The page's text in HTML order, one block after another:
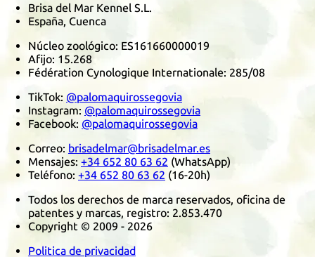
Brisa del Mar Kennel S.L.
España, Cuenca
Núcleo zoológico: ES161660000019
Afijo: 15.268
Fédération Cynologique Internationale: 285/08
TikTok: @palomaquirossegovia
Instagram: @palomaquirossegovia
Facebook: @palomaquirossegovia
Correo: brisadelmar@brisadelmar.es
Mensajes: +34 652 80 63 62 (WhatsApp)
Teléfono: +34 652 80 63 62 (16-20h)
Todos los derechos de marca reservados, oficina de
patentes y marcas, registro: 2.853.470
Copyright © 2009 - 2026
Politica de privacidad